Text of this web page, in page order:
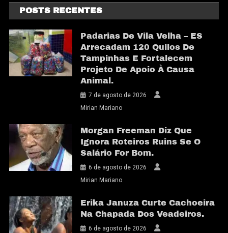
POSTS RECENTES
Padarias De Vila Velha – ES
Arrecadam 120 Quilos De
Tampinhas E Fortalecem
Projeto De Apoio À Causa
Animal.
7 de agosto de 2026
Mirian Mariano
Morgan Freeman Diz Que
Ignora Roteiros Ruins Se O
Salário For Bom.
6 de agosto de 2026
Mirian Mariano
Erika Januza Curte Cachoeira
Na Chapada Dos Veadeiros.
6 de agosto de 2026